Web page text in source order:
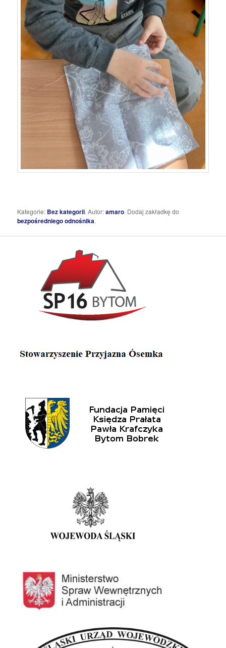
Kategorie: Bez kategorii. Autor:amaro. Dodaj zakładkę do
bezpośredniego odnośnika.